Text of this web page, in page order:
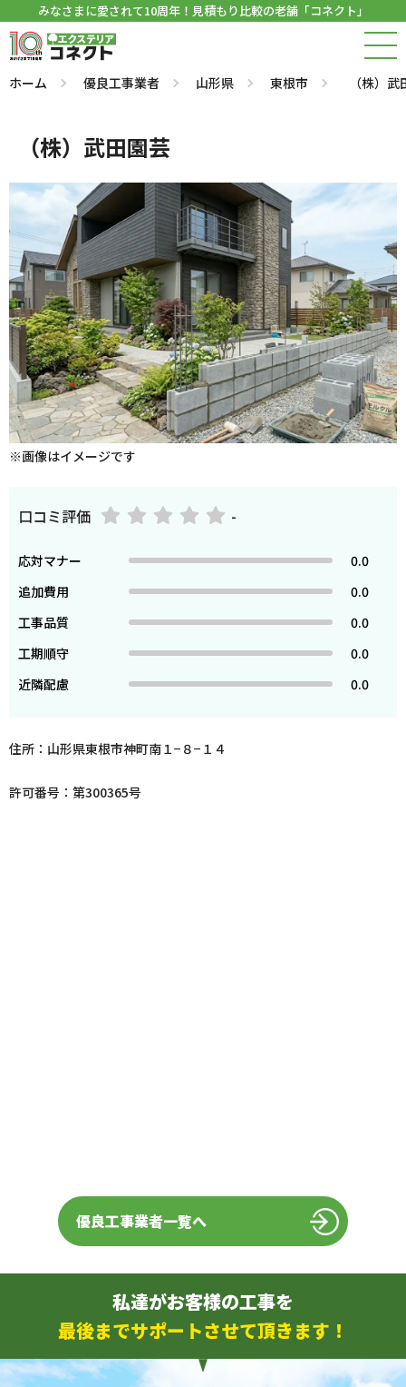
みなさまに愛されて10周年！見積もり比較の老舗「コネクト」
ホーム 優良工事業者 山形県 東根市 （株）
（株）武田園芸
※画像はイメージです
口コミ評価 -
応対マナー
0.0
追加費用
0.0
工事品質
0.0
工期順守
0.0
近隣配慮
0.0
住所：山形県東根市神町南１−８−１４
許可番号：第300365号
優良工事業者一覧へ
私達がお客様の工事を
最後までサポートさせて頂きます！